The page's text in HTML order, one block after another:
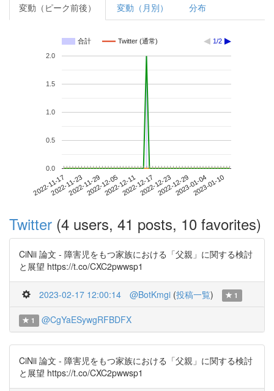
変動（ピーク前後） 変動（月別） 分布
合計 Twitter (通常) 1/2
2022-11-172022-11-232022-11-292022-12-052022-12-112022-12-172022-12-232022-12-292023-01-042023-01-10
0.0
0.5
1.0
1.5
2.0
Twitter (4 users, 41 posts, 10 favorites)
CiNii 論文 - 障害児をもつ家族における「父親」に関する検討
と展望 https://t.co/CXC2pwwsp1
2023-02-17 12:00:14 @BotKmgi (投稿一覧) 1
1 @CgYaESywgRFBDFX
CiNii 論文 - 障害児をもつ家族における「父親」に関する検討
と展望 https://t.co/CXC2pwwsp1